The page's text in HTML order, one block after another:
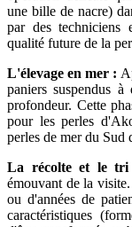
une bille de nacre)
par des techniciens
qualité future de la
L'élevage en mer :
paniers suspendus
profondeur. Cette
pour les perles
perles de mer du Sud
La récolte et le
émouvant de la
ou d'années de
caractéristiques